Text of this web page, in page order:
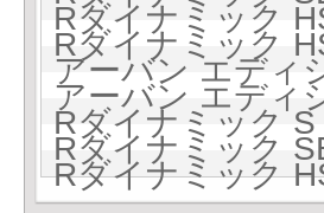
Rダイナミック
Rダイナミック
アーバン エデ
アーバン エデ
Rダイナミック
Rダイナミック
Rダイナミック